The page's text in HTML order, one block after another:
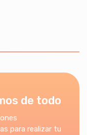
de todo
para realizar tu